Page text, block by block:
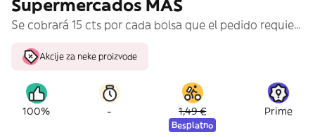
Supermercados MAS
Se cobrará 15 cts por cada bolsa que el pedido requiera
Akcije za neke proizvode
100% - 1,49 €
Besplatno
Prime